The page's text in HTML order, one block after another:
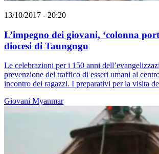
13/10/2017 - 20:20
L’impegno dei giovani, ‘colonna
diocesi di Taungngu
Le celebrazioni per i 150 anni
prevenzione del traffico di esseri umani al
incontro dei ragazzi. I preparativi per la visita
Giovani Myanmar